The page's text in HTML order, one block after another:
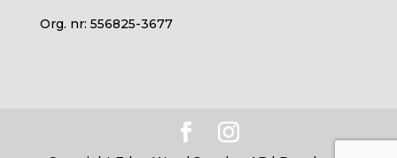
Org. nr: 556825-3677